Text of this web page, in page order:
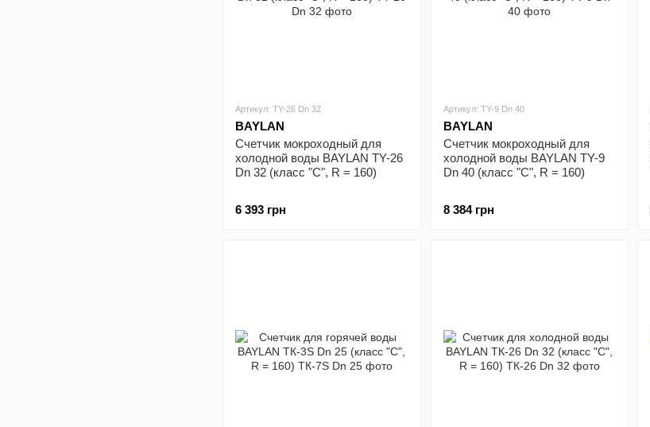
Артикул: ТY-26 Dn 32
BAYLAN
Счетчик мокроходный для
холодной воды BAYLAN ТY-26
Dn 32 (класс "С", R = 160)
6 393 грн
Артикул: ТY-9 Dn 40
BAYLAN
Счетчик мокроходный для
холодной воды BAYLAN ТY-9
Dn 40 (класс "С", R = 160)
8 384 грн